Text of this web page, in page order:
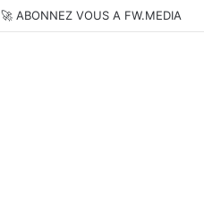
🚀 ABONNEZ VOUS A FW.MEDIA